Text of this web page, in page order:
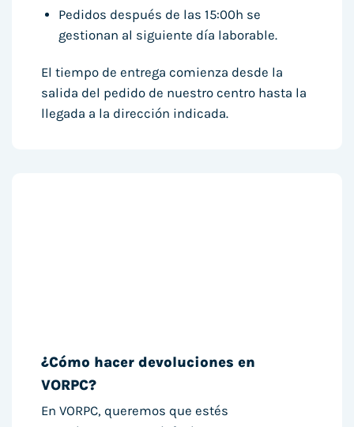
Pedidos después de las 15:00h se
gestionan al siguiente día laborable.
El tiempo de entrega comienza desde la
salida del pedido de nuestro centro hasta la
llegada a la dirección indicada.
¿Cómo hacer devoluciones en
VORPC?
En VORPC, queremos que estés